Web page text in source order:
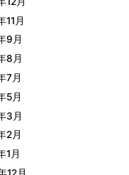
11月
9月
8月
7月
5月
3月
2月
1月